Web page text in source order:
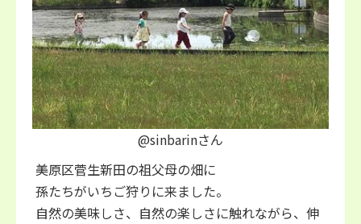
@sinbarinさん
美原区菅生新田の祖父母の畑に
孫たちがいちご狩りに来ました。
自然の美味しさ、自然の楽しさに触れながら、伸